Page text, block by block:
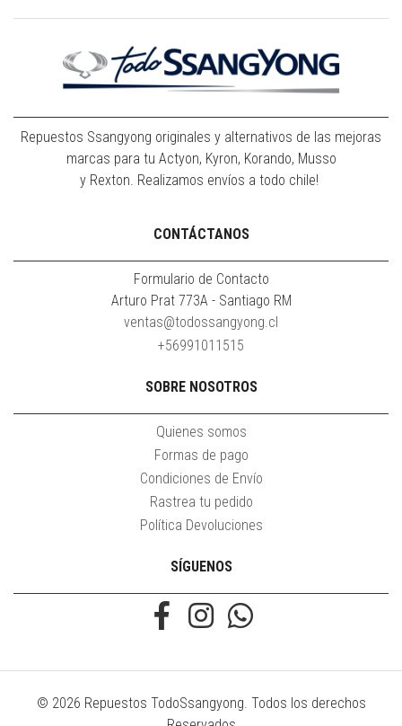
Repuestos Ssangyong originales y alternativos de las mejoras
marcas para tu Actyon, Kyron, Korando, Musso
y Rexton. Realizamos envíos a todo chile!
CONTÁCTANOS
Formulario de Contacto
Arturo Prat 773A - Santiago RM
ventas@todossangyong.cl
+56991011515
SOBRE NOSOTROS
Quienes somos
Formas de pago
Condiciones de Envío
Rastrea tu pedido
Política Devoluciones
SÍGUENOS
© 2026 Repuestos TodoSsangyong. Todos los derechos